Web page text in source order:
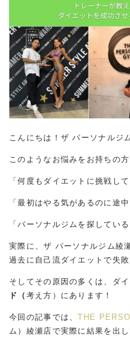
こんにちは！ザ パーソナルジ
このようなお悩みをお持ちの
「何度もダイエットに挑戦し
「最初はやる気があるのに途
「パーソナルジムを探してい
実際に、ザ パーソナルジム綾
過去に自己流ダイエットで失敗
そしてその原因の多くは、ダ
ド（ 考え方）にあります！
今回の記事では、THE
ム）綾瀬店で実際に結果を出